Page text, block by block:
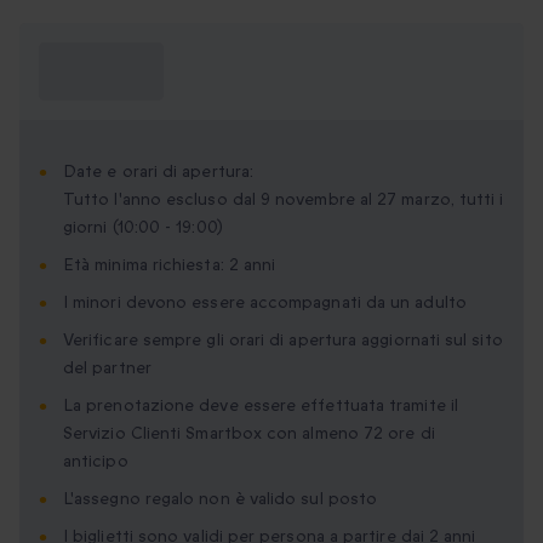
Date e orari di apertura:
Tutto l'anno escluso dal 9 novembre al 27 marzo, tutti i
giorni (10:00 - 19:00)
Età minima richiesta: 2 anni
I minori devono essere accompagnati da un adulto
Verificare sempre gli orari di apertura aggiornati sul sito
del partner
La prenotazione deve essere effettuata tramite il
Servizio Clienti Smartbox con almeno 72 ore di
anticipo
L'assegno regalo non è valido sul posto
I biglietti sono validi per persona a partire dai 2 anni